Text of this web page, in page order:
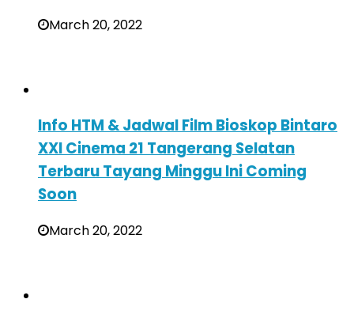
March 20, 2022
Info HTM & Jadwal Film Bioskop Bintaro
XXI Cinema 21 Tangerang Selatan
Terbaru Tayang Minggu Ini Coming
Soon
March 20, 2022